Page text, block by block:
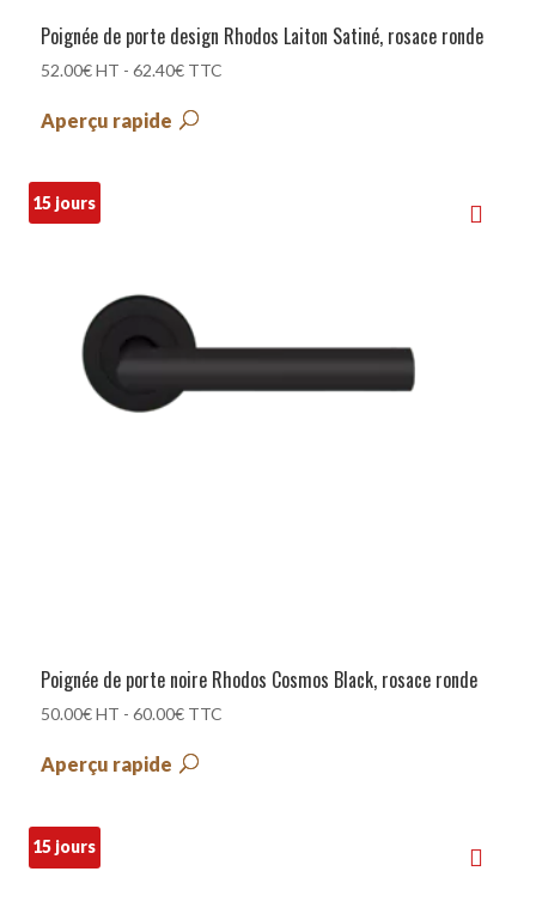
Poignée de porte design Rhodos Laiton Satiné, rosace ronde
52.00€ HT - 62.40€TTC
Aperçu rapide
15 jours
Poignée de porte noire Rhodos Cosmos Black, rosace ronde
50.00€ HT - 60.00€TTC
Aperçu rapide
15 jours